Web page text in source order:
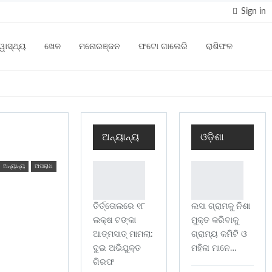
Sign in
ଖେଳ ମନୋରଞ୍ଜନ ଫଟୋ ଗାଲେରି ରାଶିଫଳ
ଅନ୍ୟାନ୍ୟ ଅପରାଧ
ଅନ୍ୟାନ୍ୟ
ତିର୍ତ୍ତୋଲରେ ୧୮
ଲକ୍ଷ ଟଙ୍କା
ଆତ୍ମସାତ୍ ମାମଲା:
ଦୁଇ ଅଭିଯୁକ୍ତ
ଗିରଫ
ଓଡ଼ିଶା
ଲସା ଗ୍ରାମକୁ ନିଶା
ମୁକ୍ତ କରିବାକୁ
ଗ୍ରାମ୍ୟ କମିଟି ଓ
ମହିଳା ମାନେ…